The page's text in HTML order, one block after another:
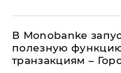
В Мonobankе
полезную
транзакциям –